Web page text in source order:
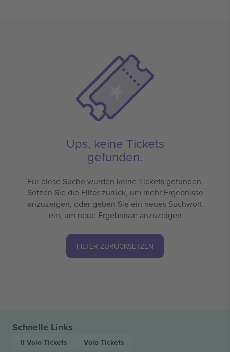
Ups, keine Tickets
gefunden.
Für diese Suche wurden keine Tickets gefunden.
Setzen Sie die Filter zurück, um mehr Ergebnisse
anzuzeigen, oder geben Sie ein neues Suchwort
ein, um neue Ergebnisse anzuzeigen
FILTER ZURÜCKSETZEN
Schnelle Links
Il Volo Tickets Volo Tickets